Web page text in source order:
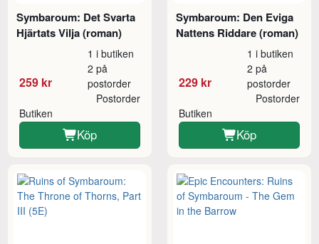
Symbaroum: Det Svarta
Hjärtats Vilja (roman)
259 kr
1 i butiken
2 på
postorder
Butiken
Postorder
Köp
Symbaroum: Den Eviga
Nattens Riddare (roman)
229 kr
1 i butiken
2 på
postorder
Butiken
Postorder
Köp